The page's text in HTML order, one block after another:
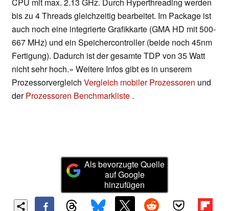
CPU mit max. 2.13 GHz. Durch Hyperthreading werden
bis zu 4 Threads gleichzeitig bearbeitet. Im Package ist
auch noch eine integrierte Grafikkarte (GMA HD mit 500-
667 MHz) und ein Speichercontroller (beide noch 45nm
Fertigung). Dadurch ist der gesamte TDP von 35 Watt
nicht sehr hoch.» Weitere Infos gibt es in unserem
Prozessorvergleich Vergleich mobiler Prozessoren und
derProzessoren Benchmarkliste .
Als bevorzugte Quelle
auf Google
hinzufügen